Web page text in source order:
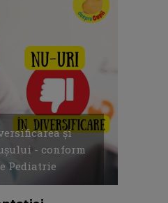
și
- conform
Pediatrie